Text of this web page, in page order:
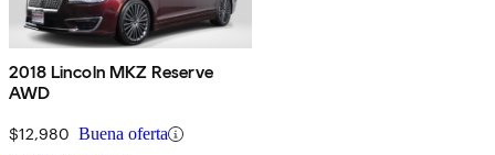
2018 Lincoln MKZ Reserve
AWD
$12,980 Buena oferta